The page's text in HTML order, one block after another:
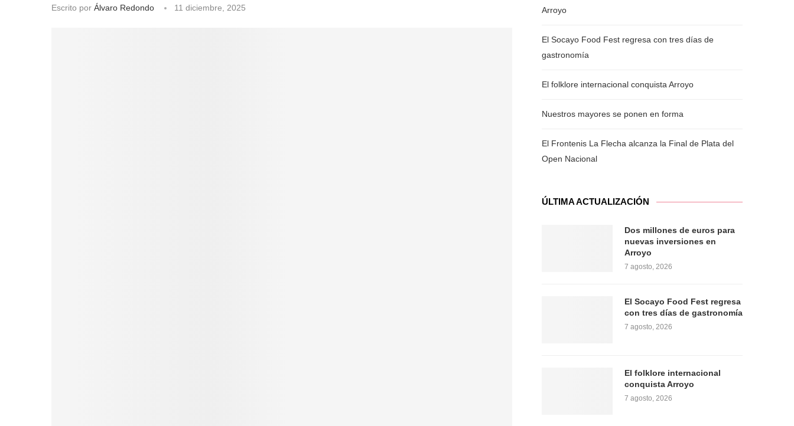
Escrito por Álvaro Redondo 11 diciembre, 2025
Arroyo
El Socayo Food Fest regresa con tres días de
gastronomía
El folklore internacional conquista Arroyo
Nuestros mayores se ponen en forma
El Frontenis La Flecha alcanza la Final de Plata del
Open Nacional
ÚLTIMA ACTUALIZACIÓN
Dos millones de euros para
nuevas inversiones en
Arroyo
7 agosto, 2026
El Socayo Food Fest regresa
con tres días de gastronomía
7 agosto, 2026
El folklore internacional
conquista Arroyo
7 agosto, 2026